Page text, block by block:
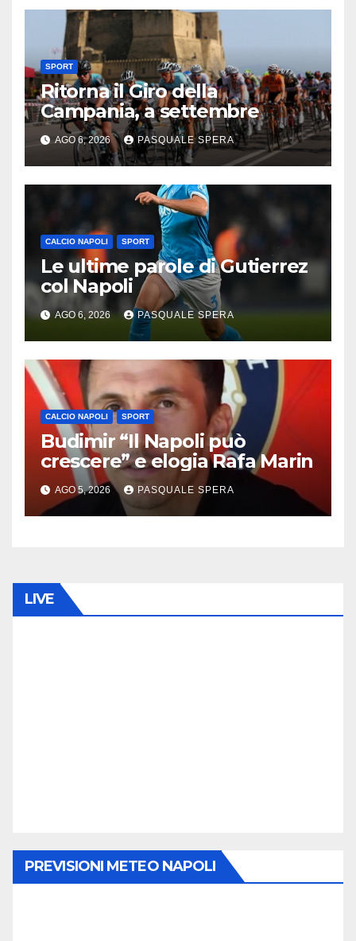
SPORT
Ritorna il Giro della
Campania, a settembre
AGO 6, 2026 PASQUALE SPERA
CALCIO NAPOLI SPORT
Le ultime parole di Gutierrez
col Napoli
AGO 6, 2026 PASQUALE SPERA
CALCIO NAPOLI SPORT
Budimir “Il Napoli può
crescere” e elogia Rafa Marin
AGO 5, 2026 PASQUALE SPERA
LIVE
PREVISIONI METEO NAPOLI